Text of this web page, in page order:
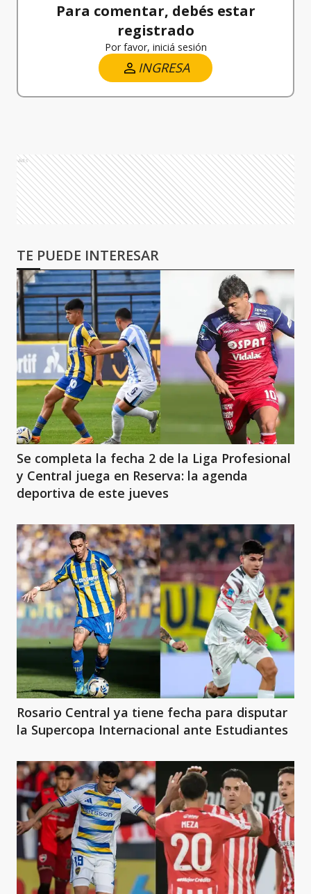
Para comentar, debés estar
registrado
Por favor, iniciá sesión
INGRESA
Ads
TE PUEDE INTERESAR
Se completa la fecha 2 de la Liga Profesional
y Central juega en Reserva: la agenda
deportiva de este jueves
Rosario Central ya tiene fecha para disputar
la Supercopa Internacional ante Estudiantes